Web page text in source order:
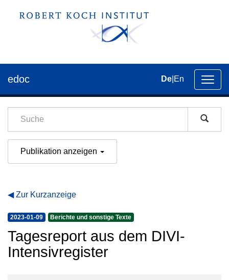
der
edoc De En
Publikation anzeigen
Zur Kurzanzeige
2023-01-09 Berichte und sonstige Texte
Tagesreport aus dem DIVI-
Intensivregister